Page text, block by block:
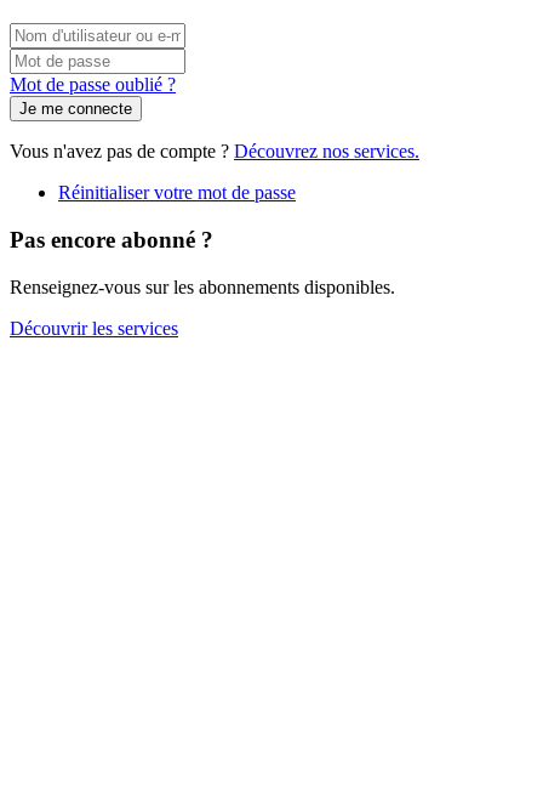
Connexion
par
nom
d'utilisateur/adresse
e-
mail
Vous
pouvez
utiliser
votre
nom
adresse
mail
pour
vous
connecter.
Mot
de
passe
Mot de passe oublié ?
Vous n'avez pas de compte ? Découvrez nos services.
Réinitialiser votre mot de passe
Pas encore abonné ?
Renseignez-vous sur les abonnements disponibles.
Découvrir les services